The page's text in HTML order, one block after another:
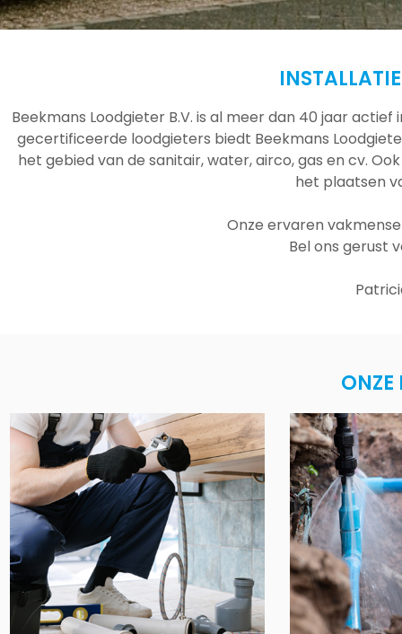
Beekmans Loodgieter B.V. is al meer dan 40 jaar
gecertificeerde loodgieters biedt Beekmans
het gebied van de sanitair, water, airco, gas en cv.
het plaatsen
Onze ervaren
Bel ons gerust
ONZE